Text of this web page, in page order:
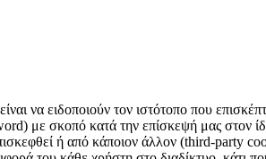
να ειδοποιούν τον ιστότοπο που
με σκοπό κατά την επίσκεψή μας στον
ή από κάποιον άλλον (third-party